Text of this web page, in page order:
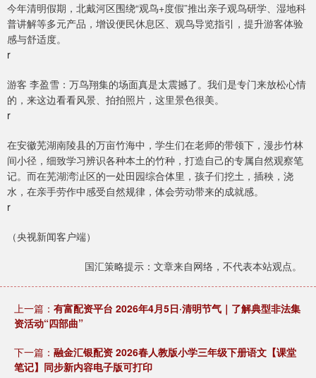
今年清明假期，北戴河区围绕“观鸟+度假”推出亲子观鸟研学、湿地科
普讲解等多元产品，增设便民休息区、观鸟导览指引，提升游客体验
感与舒适度。
r
游客 李盈雪：万鸟翔集的场面真是太震撼了。我们是专门来放松心情
的，来这边看看风景、拍拍照片，这里景色很美。
r
在安徽芜湖南陵县的万亩竹海中，学生们在老师的带领下，漫步竹林
间小径，细致学习辨识各种本土的竹种，打造自己的专属自然观察笔
记。而在芜湖湾沚区的一处田园综合体里，孩子们挖土，插秧，浇
水，在亲手劳作中感受自然规律，体会劳动带来的成就感。
r
（央视新闻客户端）
国汇策略提示：文章来自网络，不代表本站观点。
上一篇： 有富配资平台 2026年4月5日·清明节气｜了解典型非法集
资活动“四部曲”
下一篇： 融金汇银配资 2026春人教版小学三年级下册语文【课堂
笔记】同步新内容电子版可打印